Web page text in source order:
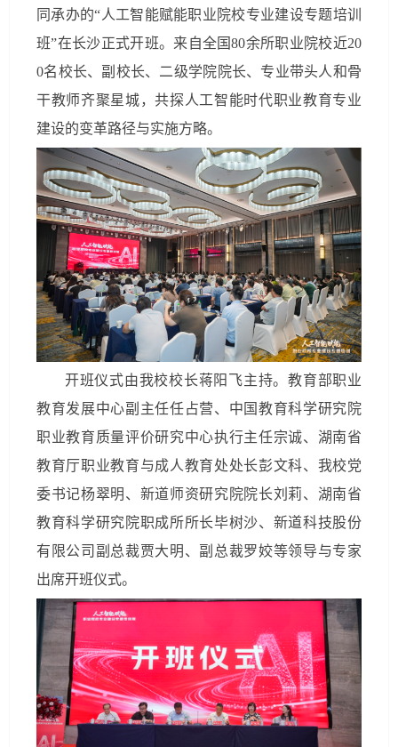
同承办的“人工智能赋能职业院校专业建设专题培训
班”在长沙正式开班。来自全国80余所职业院校近20
0名校长、副校长、二级学院院长、专业带头人和骨
干教师齐聚星城，共探人工智能时代职业教育专业
建设的变革路径与实施方略。
开班仪式由我校校长蒋阳飞主持。教育部职业
教育发展中心副主任任占营、中国教育科学研究院
职业教育质量评价研究中心执行主任宗诚、湖南省
教育厅职业教育与成人教育处处长彭文科、我校党
委书记杨翠明、新道师资研究院院长刘莉、湖南省
教育科学研究院职成所所长毕树沙、新道科技股份
有限公司副总裁贾大明、副总裁罗姣等领导与专家
出席开班仪式。